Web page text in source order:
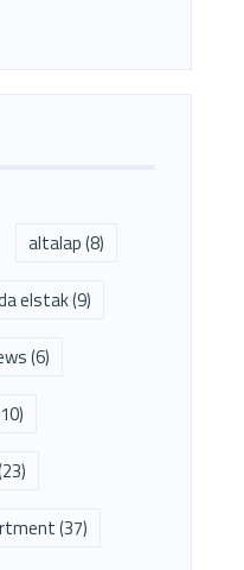
altalap(8)
elstak(9)
(6)
(37)